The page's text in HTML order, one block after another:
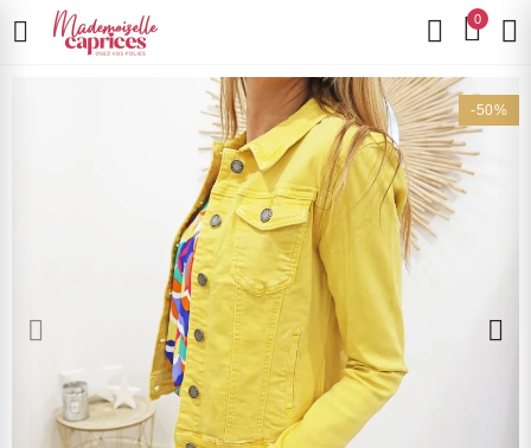
0
-50%